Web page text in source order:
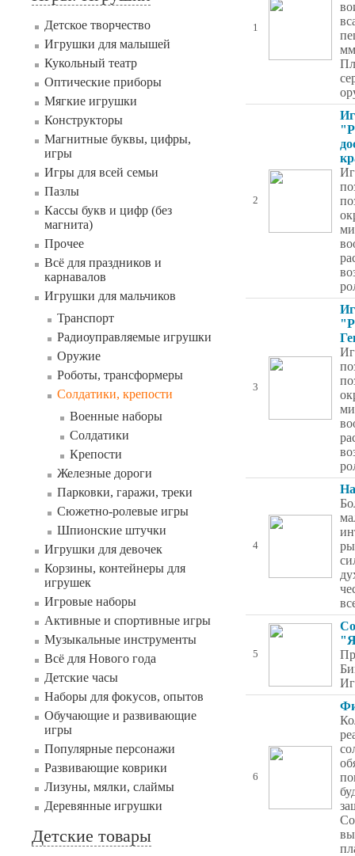
Детское творчество
Игрушки для малышей
Кукольный театр
Оптические приборы
Мягкие игрушки
Конструкторы
Магнитные буквы, цифры,
игры
Игры для всей семьи
Пазлы
Кассы букв и цифр (без
магнита)
Прочее
Всё для праздников и
карнавалов
Игрушки для мальчиков
Транспорт
Радиоуправляемые игрушки
Оружие
Роботы, трансформеры
Солдатики, крепости
Военные наборы
Солдатики
Крепости
Железные дороги
Парковки, гаражи, треки
Сюжетно-ролевые игры
Шпионские штучки
Игрушки для девочек
Корзины, контейнеры для
игрушек
Игровые наборы
Активные и спортивные игры
Музыкальные инструменты
Всё для Нового года
Детские часы
Наборы для фокусов, опытов
Обучающие и развивающие
игры
Популярные персонажи
Развивающие коврики
Лизуны, мялки, слаймы
Деревянные игрушки
Детские товары
1
2
3
4
5
6